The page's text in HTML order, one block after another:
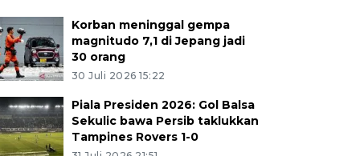
Korban meninggal gempa
magnitudo 7,1 di Jepang jadi
30 orang
30 Juli 2026 15:22
Piala Presiden 2026: Gol Balsa
Sekulic bawa Persib taklukkan
Tampines Rovers 1-0